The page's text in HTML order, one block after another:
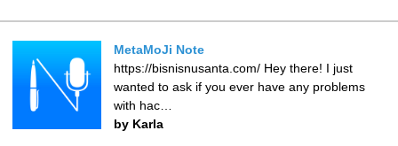
MetaMoJi Note
https://bisnisnusanta.com/ Hey there! I just
wanted to ask if you ever have any problems
with hac…
by Karla